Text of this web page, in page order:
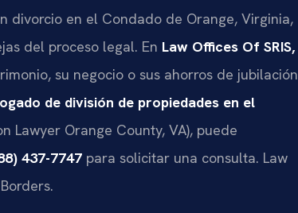
divorcio en el Condado de Orange, Virginia,
del proceso legal. En Law Offices Of SRIS,
su negocio o sus ahorros de jubilación
de división de propiedades en el
Lawyer Orange County, VA), puede
437-7747 para solicitar una consulta. Law